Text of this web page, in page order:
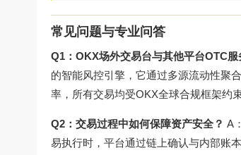
常见问题与专业问答
Q1：OKX场外交易台与其他平台OTC
的智能风控引擎，它通过多源流动性聚
率，所有交易均受OKX全球合规框架约
Q2：交易过程中如何保障资产安全？ A
易执行时，平台通过链上确认与内部账